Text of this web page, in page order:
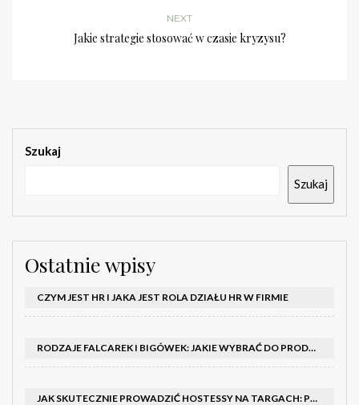
NEXT
Jakie strategie stosować w czasie kryzysu?
Szukaj
Szukaj
Ostatnie wpisy
CZYM JEST HR I JAKA JEST ROLA DZIAŁU HR W FIRMIE
RODZAJE FALCAREK I BIGÓWEK: JAKIE WYBRAĆ DO PRODUKCJI?
JAK SKUTECZNIE PROWADZIĆ HOSTESSY NA TARGACH: PORADNIK I SZKOLENIA